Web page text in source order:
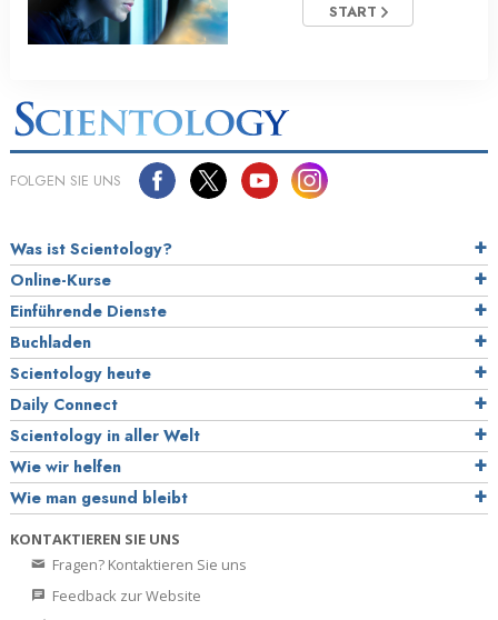
START
FOLGEN SIE UNS
Was ist Scientology?
Online-Kurse
Einführende Dienste
Buchladen
Scientology heute
Daily Connect
Scientology in aller Welt
Wie wir helfen
Wie man gesund bleibt
KONTAKTIEREN SIE UNS
Fragen? Kontaktieren Sie uns
Feedback zur Website